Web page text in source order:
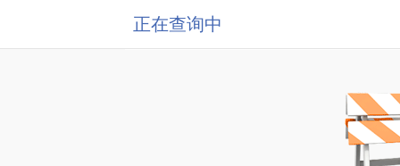
正在查询中